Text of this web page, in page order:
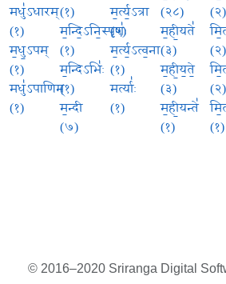
मधु॑ऽधारम्
(१)
म॒धु॒ऽपम्
(१)
मधु॑ऽपाणिम्
(१)
(१)
म॒न्दि॒ऽनि॒स्पृशः॑
(१)
म॒न्दिऽभिः॑
(१)
म॒न्दी
(७)
म॒र्त्य॒ऽत्रा
(५)
म॒र्त्य॒ऽत्व॒ना
(१)
मर्त्याः॑
(१)
(२८)
म॒ही॒यते॑
(३)
म॒ही॒य॒ते॒
(३)
म॒ही॒यन्ते॑
(१)
(२)
(२)
(२)
(१)
© 2016–2020 Sriranga Digital